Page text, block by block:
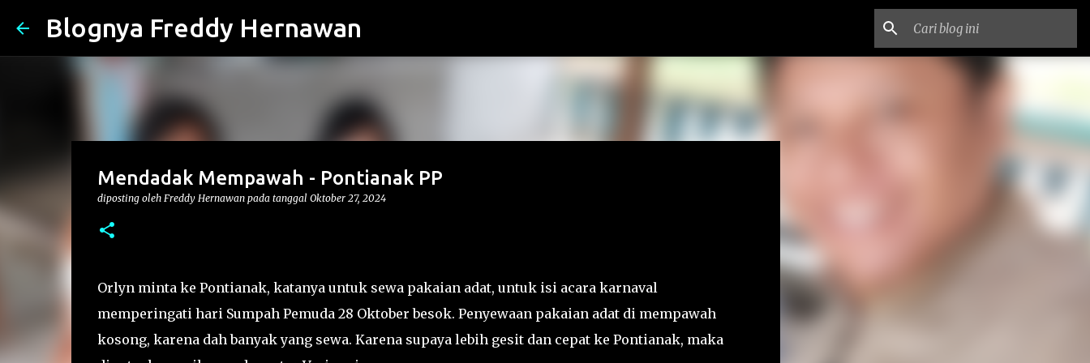
Blognya Freddy Hernawan
Mendadak Mempawah - Pontianak PP
diposting oleh Freddy Hernawan pada tanggal Oktober 27, 2024
Orlyn minta ke Pontianak, katanya untuk sewa pakaian adat, untuk isi acara karnaval
memperingati hari Sumpah Pemuda 28 Oktober besok. Penyewaan pakaian adat di mempawah
kosong, karena dah banyak yang sewa. Karena supaya lebih gesit dan cepat ke Pontianak, maka